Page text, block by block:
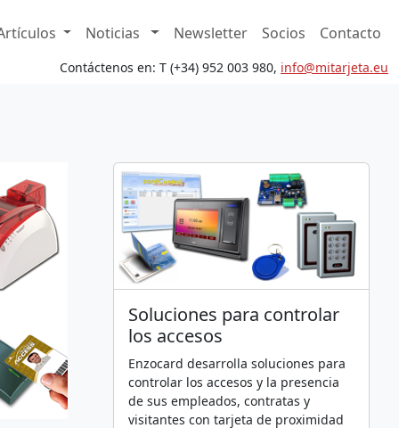
Noticias Newsletter Socios Contacto
Contáctenos en: T (+34) 952 003 980, info@mitarjeta.eu
Soluciones para controlar
los accesos
Enzocard desarrolla soluciones para
controlar los accesos y la presencia
de sus empleados, contratas y
visitantes con tarjeta de proximidad